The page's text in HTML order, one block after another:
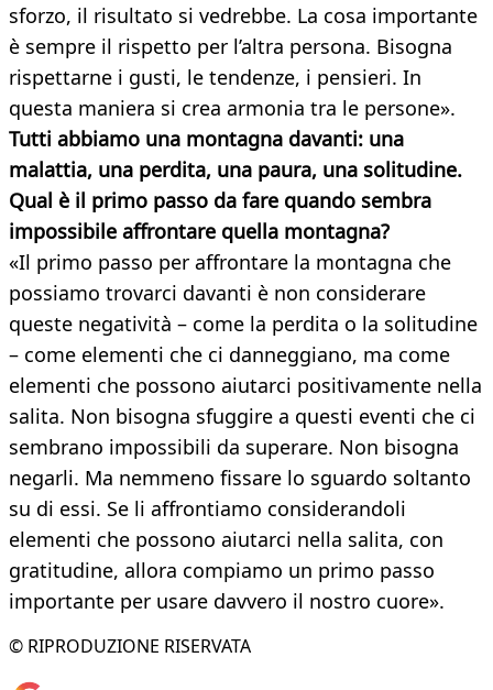
sforzo, il risultato si vedrebbe. La cosa importante
è sempre il rispetto per l’altra persona. Bisogna
rispettarne i gusti, le tendenze, i pensieri. In
questa maniera si crea armonia tra le persone».
Tutti abbiamo una montagna davanti: una
malattia, una perdita, una paura, una solitudine.
Qual è il primo passo da fare quando sembra
impossibile affrontare quella montagna?
«Il primo passo per affrontare la montagna che
possiamo trovarci davanti è non considerare
queste negatività – come la perdita o la solitudine
– come elementi che ci danneggiano, ma come
elementi che possono aiutarci positivamente nella
salita. Non bisogna sfuggire a questi eventi che ci
sembrano impossibili da superare. Non bisogna
negarli. Ma nemmeno fissare lo sguardo soltanto
su di essi. Se li affrontiamo considerandoli
elementi che possono aiutarci nella salita, con
gratitudine, allora compiamo un primo passo
importante per usare davvero il nostro cuore».
© RIPRODUZIONE RISERVATA